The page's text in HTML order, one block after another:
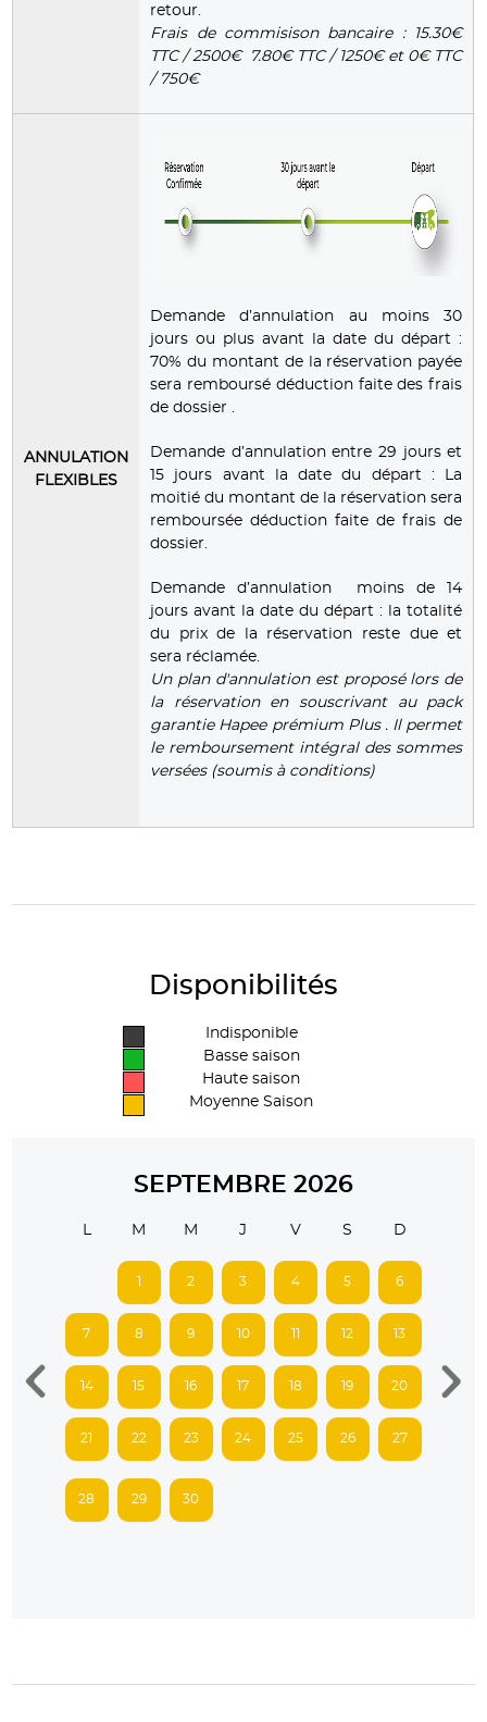
retour.
Frais de commisison bancaire : 15.30€
TTC / 2500€ 7.80€ TTC / 1250€ et 0€ TTC
/ 750€
ANNULATION
FLEXIBLES
Demande d’annulation au moins 30
jours ou plus avant la date du départ :
70% du montant de la réservation payée
sera remboursé déduction faite des frais
de dossier .
Demande d’annulation entre 29 jours et
15 jours avant la date du départ : La
moitié du montant de la réservation sera
remboursée déduction faite de frais de
dossier.
Demande d’annulation moins de 14
jours avant la date du départ : la totalité
du prix de la réservation reste due et
sera réclamée.
Un plan d'annulation est proposé lors de
la réservation en souscrivant au pack
garantie Hapee prémium Plus . Il permet
le remboursement intégral des sommes
versées (soumis à conditions)
Disponibilités
Indisponible
Basse saison
Haute saison
Moyenne Saison
SEPTEMBRE 2026
L M M J V S D
2 3 4 5 6
7 8 9 10 12 13
14 15 16 17 18 19 20
21 22 23 24 25 26 27
28 29 30